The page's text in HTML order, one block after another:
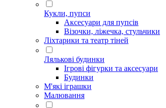
Кукли, пупси
Аксесуари для пупсів
Візочки, ліжечка, стульчики
Ліхтарики та театр тіней
Лялькові будинки
Ігрові фігурки та аксесуари
Будинки
М'які іграшки
Малювання